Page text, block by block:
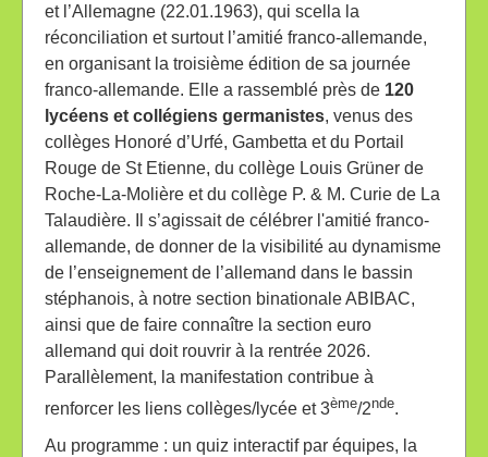
et l’Allemagne (22.01.1963), qui scella la
réconciliation et surtout l’amitié franco-allemande,
en organisant la troisième édition de sa journée
franco-allemande. Elle a rassemblé près de 120
lycéens et collégiens germanistes, venus des
collèges Honoré d’Urfé, Gambetta et du Portail
Rouge de St Etienne, du collège Louis Grüner de
Roche-La-Molière et du collège P. & M. Curie de La
Talaudière. Il s’agissait de célébrer l'amitié franco-
allemande, de donner de la visibilité au dynamisme
de l’enseignement de l’allemand dans le bassin
stéphanois, à notre section binationale ABIBAC,
ainsi que de faire connaître la section euro
allemand qui doit rouvrir à la rentrée 2026.
Parallèlement, la manifestation contribue à
renforcer les liens collèges/lycée et 3ème/2nde.
Au programme : un quiz interactif par équipes, la